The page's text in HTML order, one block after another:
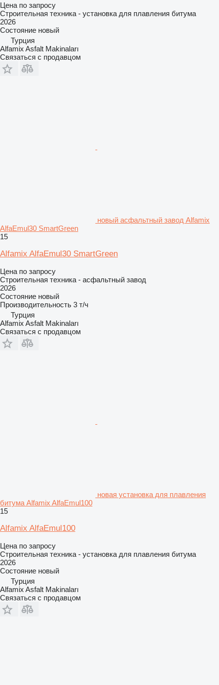
Цена по запросу
Строительная техника - установка для плавления битума
2026
Состояние новый
Турция
Alfamix Asfalt Makinaları
Связаться с продавцом
новый асфальтный завод Alfamix
AlfaEmul30 SmartGreen
15
Alfamix AlfaEmul30 SmartGreen
Цена по запросу
Строительная техника - асфальтный завод
2026
Состояние новый
Производительность 3 т/ч
Турция
Alfamix Asfalt Makinaları
Связаться с продавцом
новая установка для плавления
битума Alfamix AlfaEmul100
15
Alfamix AlfaEmul100
Цена по запросу
Строительная техника - установка для плавления битума
2026
Состояние новый
Турция
Alfamix Asfalt Makinaları
Связаться с продавцом